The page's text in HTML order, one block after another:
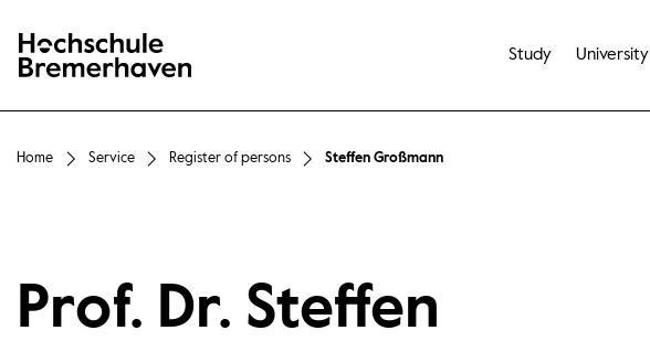
Hochschule Bremerhaven
Study University
Home Service Register of persons Steffen Großmann
Prof. Dr. Steffen